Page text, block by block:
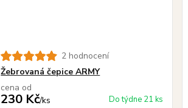
2 hodnocení
Žebrovaná čepice ARMY
cena od
230 Kč/ks Do týdne 21 ks